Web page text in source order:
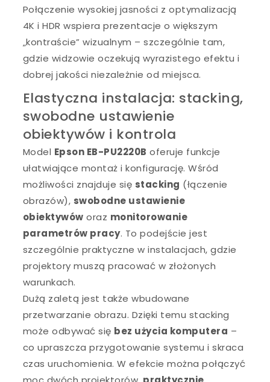
Połączenie wysokiej jasności z optymalizacją
4K i HDR wspiera prezentacje o większym
„kontraście” wizualnym – szczególnie tam,
gdzie widzowie oczekują wyrazistego efektu i
dobrej jakości niezależnie od miejsca.
Elastyczna instalacja: stacking,
swobodne ustawienie
obiektywów i kontrola
Model Epson EB-PU2220B oferuje funkcje
ułatwiające montaż i konfigurację. Wśród
możliwości znajduje się stacking (łączenie
obrazów), swobodne ustawienie
obiektywów oraz monitorowanie
parametrów pracy. To podejście jest
szczególnie praktyczne w instalacjach, gdzie
projektory muszą pracować w złożonych
warunkach.
Dużą zaletą jest także wbudowane
przetwarzanie obrazu. Dzięki temu stacking
może odbywać się bez użycia komputera –
co upraszcza przygotowanie systemu i skraca
czas uruchomienia. W efekcie można połączyć